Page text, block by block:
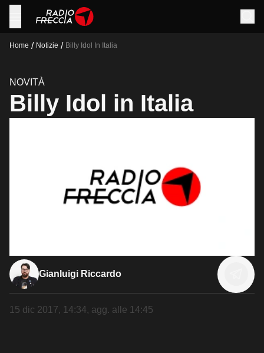
Home / Notizie / Billy Idol In Italia
NOVITÀ
Billy Idol in Italia
Gianluigi Riccardo
15 dic 2017, 14:34, agg. alle 14:45